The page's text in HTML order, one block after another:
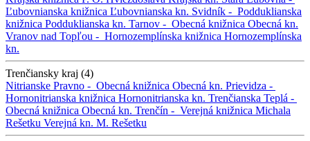
Ľubovnianska knižnica Ľubovnianska kn. Svidník - Podduklianska
knižnica Podduklianska kn. Tarnov - Obecná knižnica Obecná kn.
Vranov nad Topľou - Hornozemplínska knižnica Hornozemplínska
kn.
Trenčiansky kraj (4)
Nitrianske Pravno - Obecná knižnica Obecná kn. Prievidza -
Hornonitrianska knižnica Hornonitrianska kn. Trenčianska Teplá -
Obecná knižnica Obecná kn. Trenčín - Verejná knižnica Michala
Rešetku Verejná kn. M. Rešetku